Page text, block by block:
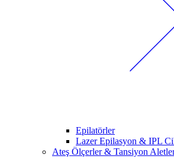
Epilatörler
Lazer Epilasyon & IPL
Ateş Ölçerler & Tansiyon